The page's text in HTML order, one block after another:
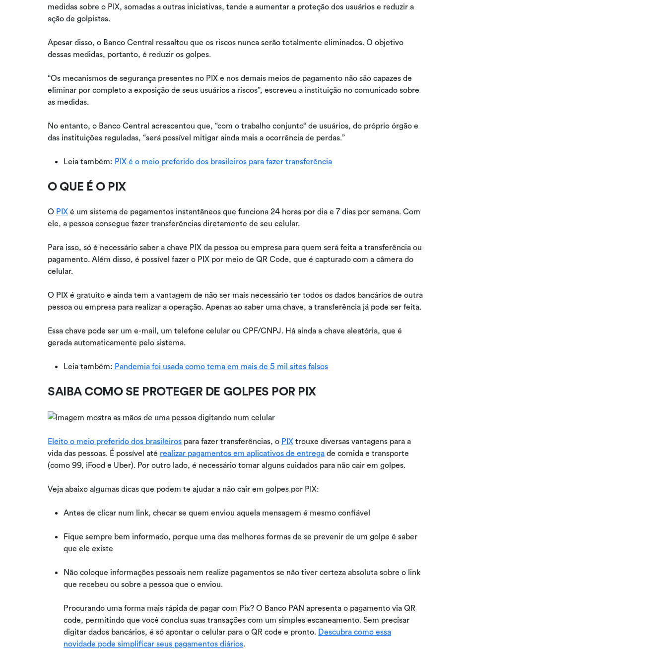
medidas sobre o PIX, somadas a outras iniciativas, tende a aumentar a proteção dos usuários e reduzir a
ação de golpistas.
Apesar disso, o Banco Central ressaltou que os riscos nunca serão totalmente eliminados. O objetivo
dessas medidas, portanto, é reduzir os golpes.
“Os mecanismos de segurança presentes no PIX e nos demais meios de pagamento não são capazes de
eliminar por completo a exposição de seus usuários a riscos”, escreveu a instituição no comunicado sobre
as medidas.
No entanto, o Banco Central acrescentou que, “com o trabalho conjunto“ de usuários, do próprio órgão e
das instituições reguladas, “será possível mitigar ainda mais a ocorrência de perdas.”
Leia também: PIX é o meio preferido dos brasileiros para fazer transferência
O QUE É O PIX
O PIX é um sistema de pagamentos instantâneos que funciona 24 horas por dia e 7 dias por semana. Com
ele, a pessoa consegue fazer transferências diretamente de seu celular.
Para isso, só é necessário saber a chave PIX da pessoa ou empresa para quem será feita a transferência ou
pagamento. Além disso, é possível fazer o PIX por meio de QR Code, que é capturado com a câmera do
celular.
O PIX é gratuito e ainda tem a vantagem de não ser mais necessário ter todos os dados bancários de outra
pessoa ou empresa para realizar a operação. Apenas ao saber uma chave, a transferência já pode ser feita.
Essa chave pode ser um e-mail, um telefone celular ou CPF/CNPJ. Há ainda a chave aleatória, que é
gerada automaticamente pelo sistema.
Leia também: Pandemia foi usada como tema em mais de 5 mil sites falsos
SAIBA COMO SE PROTEGER DE GOLPES POR PIX
Eleito o meio preferido dos brasileiros para fazer transferências, o PIX trouxe diversas vantagens para a
vida das pessoas. É possível até realizar pagamentos em aplicativos de entrega de comida e transporte
(como 99, iFood e Uber). Por outro lado, é necessário tomar alguns cuidados para não cair em golpes.
Veja abaixo algumas dicas que podem te ajudar a não cair em golpes por PIX:
Antes de clicar num link, checar se quem enviou aquela mensagem é mesmo confiável
Fique sempre bem informado, porque uma das melhores formas de se prevenir de um golpe é saber
que ele existe
Não coloque informações pessoais nem realize pagamentos se não tiver certeza absoluta sobre o link
que recebeu ou sobre a pessoa que o enviou.
Procurando uma forma mais rápida de pagar com Pix? O Banco PAN apresenta o pagamento via QR
code, permitindo que você conclua suas transações com um simples escaneamento. Sem precisar
digitar dados bancários, é só apontar o celular para o QR code e pronto. Descubra como essa
novidade pode simplificar seus pagamentos diários.